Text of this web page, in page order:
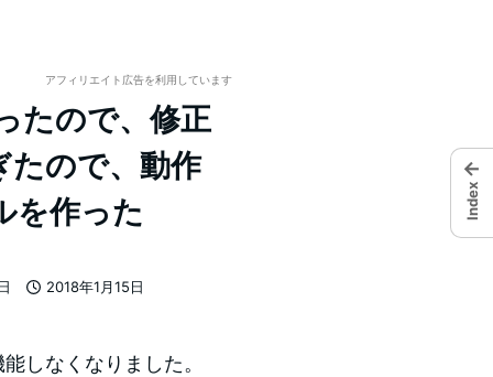
アフィリエイト広告を利用しています
たので、修正
たので、動作
を作った
2018年1月15日
しなくなりました。
←
Index